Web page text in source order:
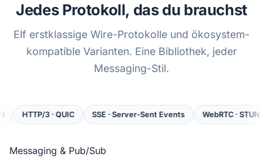
Jedes Protokoll, das du brauchst
Elf erstklassige Wire-Protokolle und ökosystem-
kompatible Varianten. Eine Bibliothek, jeder
Messaging-Stil.
3 · QUIC SSE · Server-Sent Events WebRTC · STUN / TURN /
Messaging & Pub/Sub